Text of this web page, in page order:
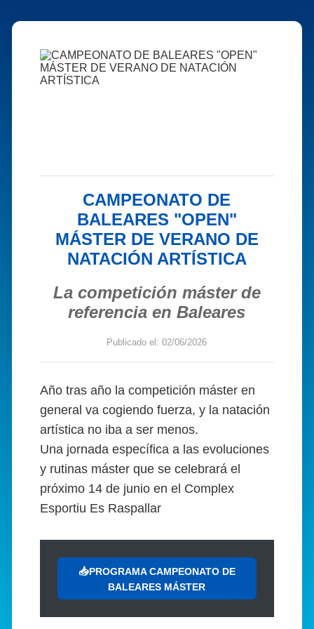
CAMPEONATO DE
BALEARES "OPEN"
MÁSTER DE VERANO DE
NATACIÓN ARTÍSTICA
La competición máster de
referencia en Baleares
Publicado el: 02/06/2026
Año tras año la competición máster en
general va cogiendo fuerza, y la natación
artística no iba a ser menos.
Una jornada específica a las evoluciones
y rutinas máster que se celebrará el
próximo 14 de junio en el Complex
Esportiu Es Raspallar
📥PROGRAMA CAMPEONATO DE
BALEARES MÁSTER